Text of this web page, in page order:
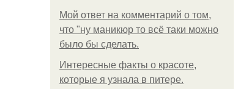
Мой ответ на комментарий о том,
что "ну маникюр то всё таки можно
было бы сделать.
Интересные факты о красоте,
которые я узнала в питере.